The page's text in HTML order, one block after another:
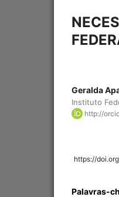
Geralda
Instituto
http://
https://
Palavras-